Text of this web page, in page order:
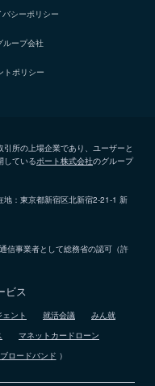
バシーポリシー
ループ会社
トポリシー
所の上場企業であり、ユーザーと
しているポート株式会社のグループ
地：東京都新宿区北新宿2-21-1 新
信事業者として総務省の認可（許